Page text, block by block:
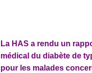
La HAS a rendu un
médical du diabète de
pour les malades